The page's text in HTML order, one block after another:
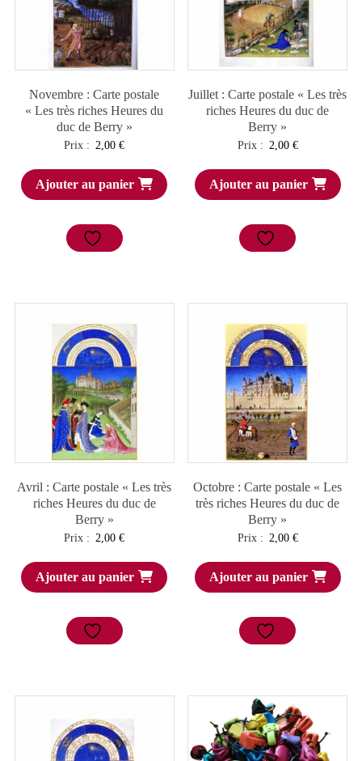
Novembre : Carte postale
« Les très riches Heures du
duc de Berry »
Prix : 2,00€
Ajouter au panier
Juillet : Carte postale « Les très
riches Heures du duc de
Berry »
Prix : 2,00 €
Ajouter au panier
Avril : Carte postale « Les très
riches Heures du duc de
Berry »
Prix : 2,00€
Ajouter au panier
Octobre : Carte postale « Les
très riches Heures du duc de
Berry »
Prix : 2,00 €
Ajouter au panier